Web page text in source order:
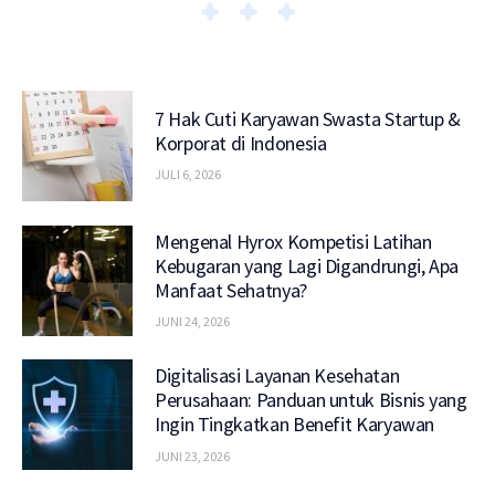
7 Hak Cuti Karyawan Swasta Startup &
Korporat di Indonesia
JULI 6, 2026
Mengenal Hyrox Kompetisi Latihan
Kebugaran yang Lagi Digandrungi, Apa
Manfaat Sehatnya?
JUNI 24, 2026
Digitalisasi Layanan Kesehatan
Perusahaan: Panduan untuk Bisnis yang
Ingin Tingkatkan Benefit Karyawan
JUNI 23, 2026